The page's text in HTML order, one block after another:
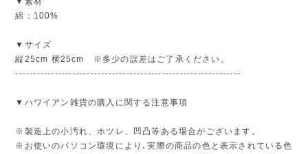
綿：100%
▼サイズ
縦25cm 横25cm ※多少の誤差はご了承ください。
---------------------------------------------------------------
▼ハワイアン雑貨の購入に関する注意事項
※製造上の小汚れ、ホツレ、凹凸等ある場合がございます。
※お使いのパソコン環境により､実際の商品の色と表示されている色